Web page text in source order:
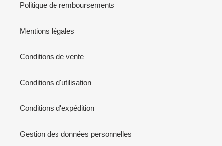
Politique de remboursements
Mentions légales
Conditions de vente
Conditions d'utilisation
Conditions d'expédition
Gestion des données personnelles